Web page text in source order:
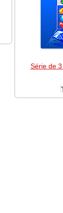
Série de